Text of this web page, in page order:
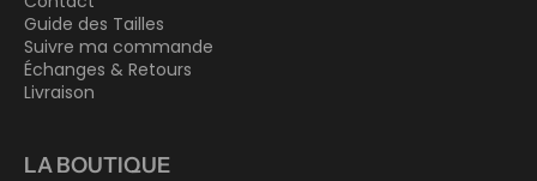
Guide des Tailles
Suivre ma commande
Échanges & Retours
Livraison
LA BOUTIQUE